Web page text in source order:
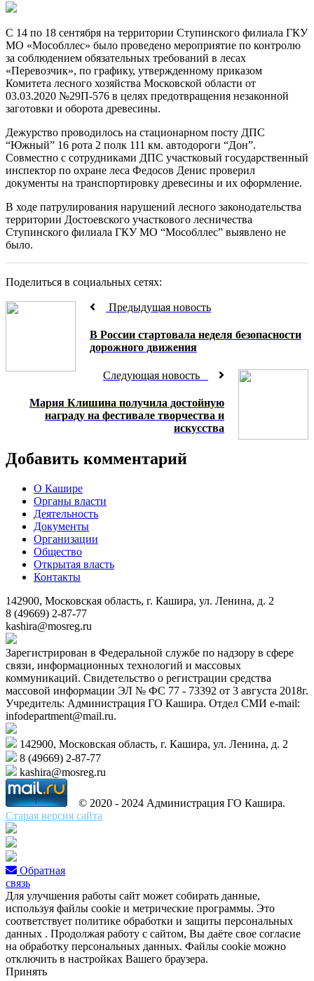
С 14 по 18 сентября на территории Ступинского филиала ГКУ
МО «Мособллес» было проведено мероприятие по контролю
за соблюдением обязательных требований в лесах
«Перевозчик», по графику, утвержденному приказом
Комитета лесного хозяйства Московской области от
03.03.2020 №29П-576 в целях предотвращения незаконной
заготовки и оборота древесины.
Дежурство проводилось на стационарном посту ДПС
“Южный” 16 рота 2 полк 111 км. автодороги “Дон”.
Совместно с сотрудниками ДПС участковый государственный
инспектор по охране леса Федосов Денис проверил
документы на транспортировку древесины и их оформление.
В ходе патрулирования нарушений лесного законодательства
территории Достоевского участкового лесничества
Ступинского филиала ГКУ МО “Мособллес” выявлено не
было.
Поделиться в социальных сетях:
Предыдущая новость
В России стартовала неделя безопасности
дорожного движения
Следующая новость
Мария Клишина получила достойную
награду на фестивале творчества и
искусства
Добавить комментарий
О Кашире
Органы власти
Деятельность
Документы
Организации
Общество
Открытая власть
Контакты
142900, Московская область, г. Кашира, ул. Ленина, д. 2
8 (49669) 2-87-77
kashira@mosreg.ru
Зарегистрирован в Федеральной службе по надзору в сфере
связи, информационных технологий и массовых
коммуникаций. Свидетельство о регистрации средства
массовой информации ЭЛ № ФС 77 - 73392 от 3 августа 2018г.
Учредитель: Администрация ГО Кашира. Отдел СМИ e-mail:
infodepartment@mail.ru.
142900, Московская область, г. Кашира, ул. Ленина, д. 2
8 (49669) 2-87-77
kashira@mosreg.ru
© 2020 - 2024 Администрация ГО Кашира.
Старая версия сайта
Обратная
связь
Для улучшения работы сайт может собирать данные,
используя файлы cookie и метрические программы. Это
соответствует политике обработки и защиты персональных
данных . Продолжая работу с сайтом, Вы даёте свое согласие
на обработку персональных данных. Файлы cookie можно
отключить в настройках Вашего браузера.
Принять